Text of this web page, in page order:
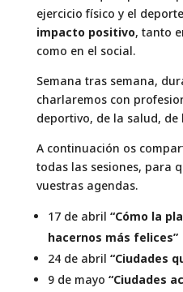
ejercicio físico y el
impacto positivo, tanto
como en el social.
Semana tras semana,
charlaremos con
deportivo, de la salud,
A continuación os
todas las sesiones, para
vuestras agendas.
17 de abril “Cómo la
hacernos más felices”
24 de abril “Ciudades
9 de mayo “Ciudades